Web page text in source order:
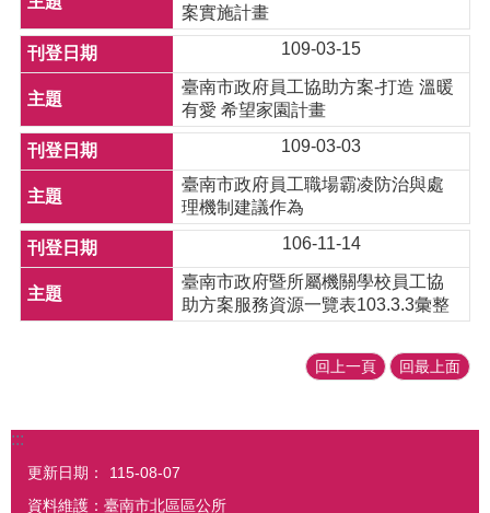
案實施計畫
109-03-15
臺南市政府員工協助方案-打造 溫暖
有愛 希望家園計畫
109-03-03
臺南市政府員工職場霸凌防治與處
理機制建議作為
106-11-14
臺南市政府暨所屬機關學校員工協
助方案服務資源一覽表103.3.3彙整
回上一頁 回最上面
:::
更新日期：
115-08-07
資料維護：臺南市北區區公所